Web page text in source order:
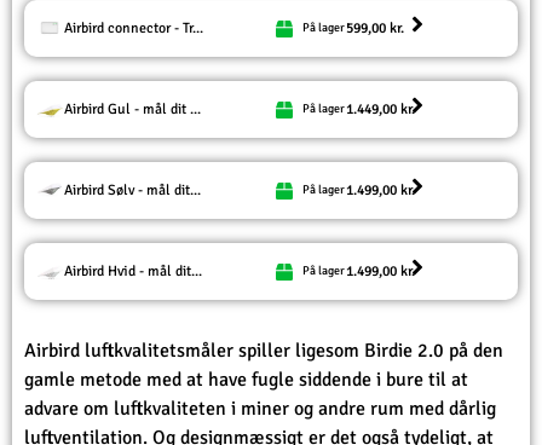
Airbird connector - Tr... På lager599,00kr.
Airbird Gul - mål dit ... På lager1.449,00kr.
Airbird Sølv - mål dit... På lager1.499,00kr.
Airbird Hvid - mål dit... På lager1.499,00kr.
Airbird luftkvalitetsmåler spiller ligesom Birdie 2.0 på den
gamle metode med at have fugle siddende i bure til at
advare om luftkvaliteten i miner og andre rum med dårlig
luftventilation. Og designmæssigt er det også tydeligt, at